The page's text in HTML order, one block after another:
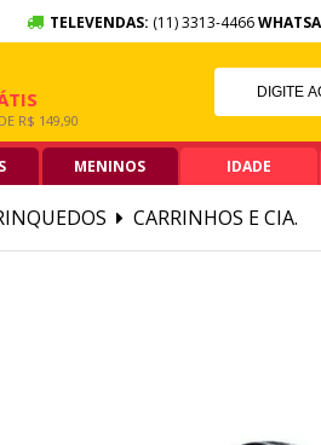
TELEVENDAS: (11) 3313-4466
5% OFF NO PIX
PIX ACIMA DE R$ 99,90
MENINOS IDADE
CARRINHOS E CIA.